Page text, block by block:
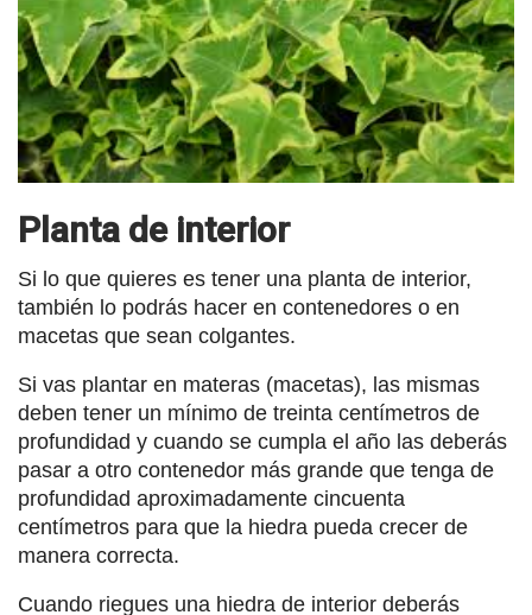
Planta de interior
Si lo que quieres es tener una planta de interior,
también lo podrás hacer en contenedores o en
macetas que sean colgantes.
Si vas plantar en materas (macetas), las mismas
deben tener un mínimo de treinta centímetros de
profundidad y cuando se cumpla el año las deberás
pasar a otro contenedor más grande que tenga de
profundidad aproximadamente cincuenta
centímetros para que la hiedra pueda crecer de
manera correcta.
Cuando riegues una hiedra de interior deberás